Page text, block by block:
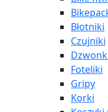
Błotniki
Czujniki
Foteliki
Gripy
Korki